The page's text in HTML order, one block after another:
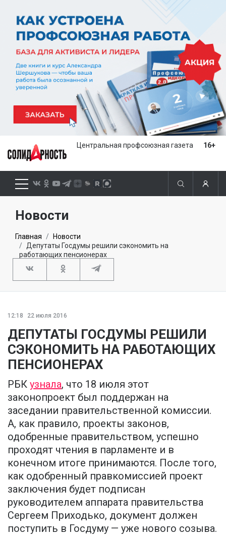
Центральная профсоюзная газета 16+
Новости
Главная
Новости
Депутаты Госдумы решили сэкономить на
работающих пенсионерах
12:18 22 июля 2016
ДЕПУТАТЫ ГОСДУМЫ РЕШИЛИ
СЭКОНОМИТЬ НА РАБОТАЮЩИХ
ПЕНСИОНЕРАХ
РБК узнала, что 18 июля этот
законопроект был поддержан на
заседании правительственной комиссии.
А, как правило, проекты законов,
одобренные правительством, успешно
проходят чтения в парламенте и в
конечном итоге принимаются. После того,
как одобренный правкомиссией проект
заключения будет подписан
руководителем аппарата правительства
Сергеем Приходько, документ должен
поступить в Госдуму — уже нового созыва.